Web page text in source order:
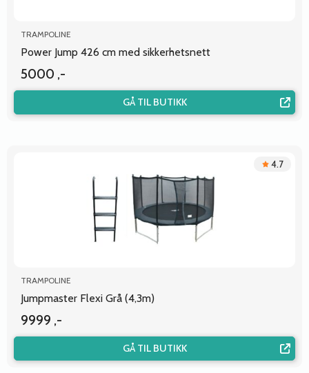
TRAMPOLINE
Power Jump 426 cm med sikkerhetsnett
5000 ,-
GÅ TIL BUTIKK
4.7
TRAMPOLINE
Jumpmaster Flexi Grå (4,3m)
9999 ,-
GÅ TIL BUTIKK